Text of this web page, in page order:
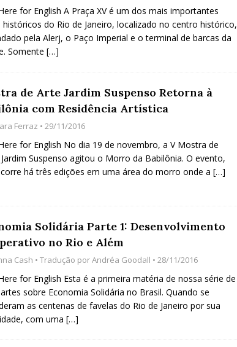
Agroecológico com os Povos das Águas Reúne
e Inauguração da Feira da Praia do Remanso
Fluminenses, Cronicamente Abandonados,
Nova Via Mobilidade 10 Anos Após Rio2016
for English A Praça XV é um dos mais importantes
históricos do Rio de Janeiro, localizado no centro histórico,
pela Alerj, o Paço Imperial e o terminal de barcas da
Somente […]
de Arte Jardim Suspenso Retorna à
com Residência Artística
Ferraz • 29/11/2016
for English No dia 19 de novembro, a V Mostra de
Suspenso agitou o Morro da Babilônia. O evento,
há três edições em uma área do morro onde a […]
Solidária Parte 1: Desenvolvimento
no Rio e Além
Cash • Tradução porAndréa Goodall • 28/11/2016
for English Esta é a primeira matéria de nossa série de
sobre Economia Solidária no Brasil. Quando se
as centenas de favelas do Rio de Janeiro por sua
com uma […]